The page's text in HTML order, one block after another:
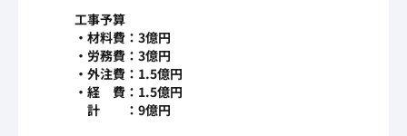
工事予算
・材料費：3億円
・労務費：3億円
・外注費：1.5億円
・経 費：1.5億円
計 ：9億円